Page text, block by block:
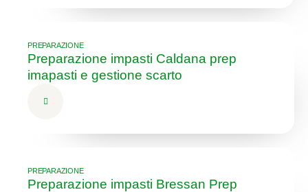
PREPARAZIONE
Preparazione impasti Caldana prep
imapasti e gestione scarto
PREPARAZIONE
Preparazione impasti Bressan Prep